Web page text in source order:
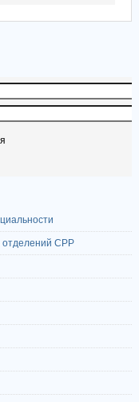
отделений СРР